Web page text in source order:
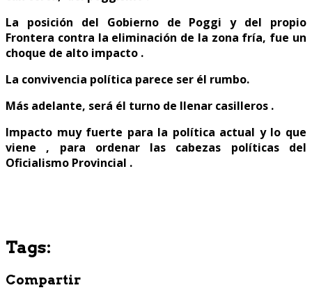
La posición del Gobierno de Poggi y del propio
Frontera contra la eliminación de la zona fría, fue un
choque de alto impacto .
La convivencia política parece ser él rumbo.
Más adelante, será él turno de llenar casilleros .
Impacto muy fuerte para la política actual y lo que
viene , para ordenar las cabezas políticas del
Oficialismo Provincial .
Tags:
Compartir